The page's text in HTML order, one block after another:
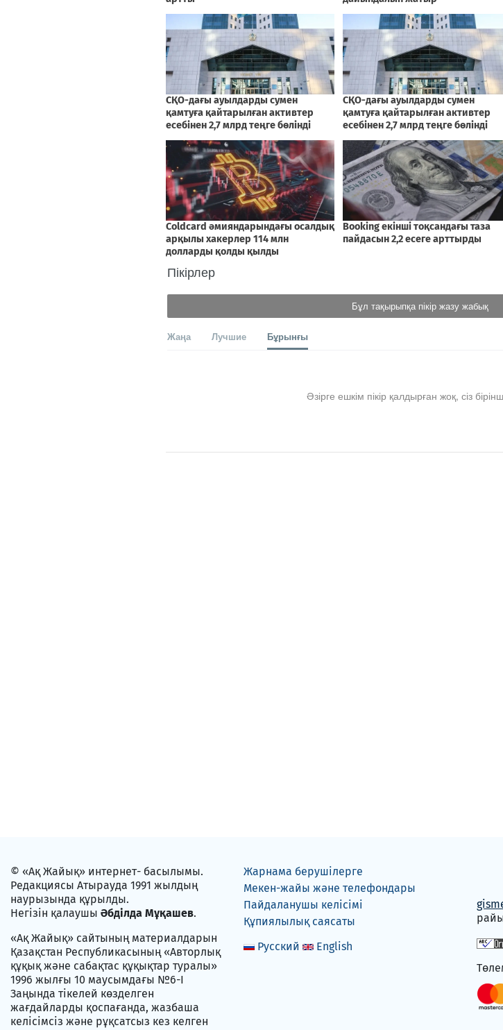
Пікірлер
Бұл тақырыпқа пікір жазу жабық
Жаңа Лучшие Бұрынғы
Әзірге ешкім пікір қалдырған жоқ, сіз
© «Ақ Жайық» интернет- басылымы.
Редакциясы Атырауда 1991 жылдың
наурызында құрылды.
Негізін қалаушы Әбділда Мұқашев.
«Ақ Жайық» сайтының материалдарын
Қазақстан Республикасының «Авторлық
құқық және сабақтас құқықтар туралы»
1996 жылғы 10 маусымдағы №6-I
Заңында тікелей көзделген
жағдайларды қоспағанда, жазбаша
келісімсіз және рұқсатсыз кез келген
Жарнама берушілерге
Мекен-жайы және телефондары
Пайдаланушы келісімі
Құпиялылық саясаты
Русский
English